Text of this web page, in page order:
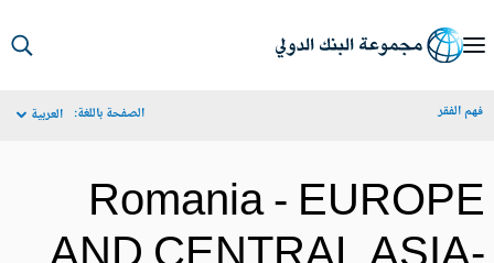
الفقر الصفحة باللغة: العربية
Romania -